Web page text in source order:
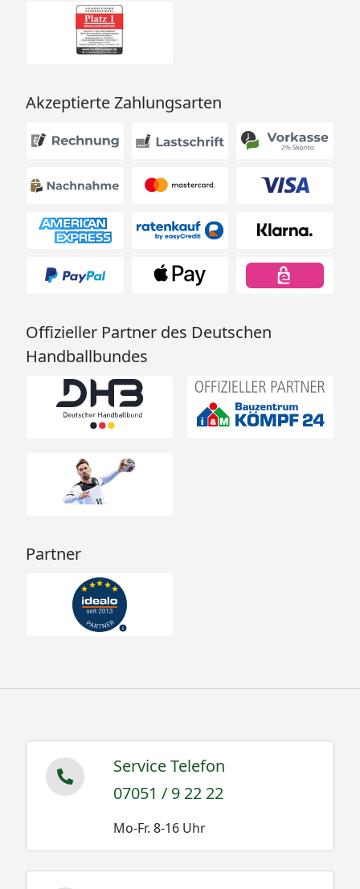
Akzeptierte Zahlungsarten
Offizieller Partner des Deutschen
Handballbundes
Partner
Service Telefon
07051 / 9 22 22
Mo-Fr. 8-16 Uhr